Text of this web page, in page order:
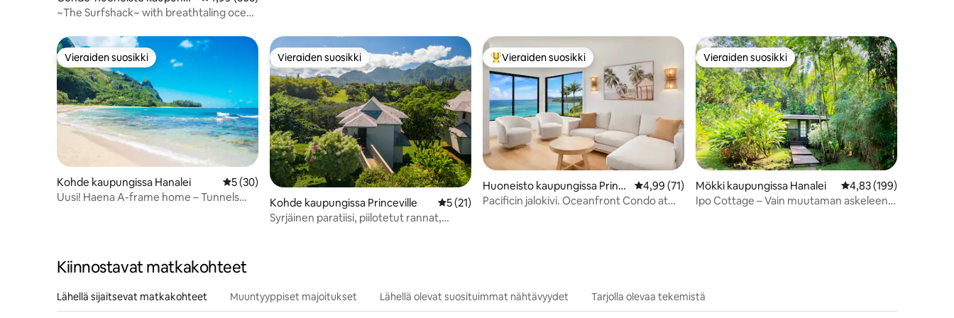
ssa Princeville
~The Surfshack~ with breathtaling ocean
Vieraiden suosikki
Vieraiden suosikki
Kohde kaupungissa Hanalei Keskimääräinen arvio 5/5, 30 arvostelua
5 (30)
Uusi! Haena A-frame home – Tunnels
Vieraiden suosikki
Vieraiden suosikki
Kohde kaupungissa Princeville Keskimääräinen arvio 5/5, 21 arvostelua
5 (21)
Syrjäinen paratiisi, piilotetut rannat,
Vieraiden suosikkien parhaimmistoa
Vieraiden suosikki
Huoneisto kaupungissa Princ
eville
Keskimääräinen arvio 4,99/5, 71 arvostelua
4,99 (71)
Pacificin jalokivi. Oceanfront Condo at
Vieraiden suosikki
Vieraiden suosikki
Mökki kaupungissa Hanalei Keskimääräinen arvio
4,83 (199)
Ipo Cottage – Vain muutaman askeleen
Kiinnostavat matkakohteet
Lähellä sijaitsevat matkakohteet Muuntyyppiset majoitukset Lähellä olevat suosituimmat nähtävyydet Tarjolla olevaa tekemistä